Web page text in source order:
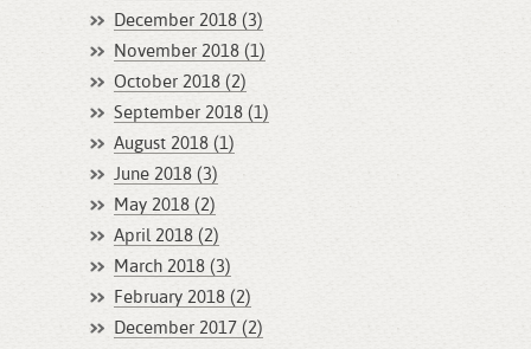
December 2018 (3)
November 2018 (1)
October 2018 (2)
September 2018 (1)
August 2018 (1)
June 2018 (3)
May 2018 (2)
April 2018 (2)
March 2018 (3)
February 2018 (2)
December 2017 (2)